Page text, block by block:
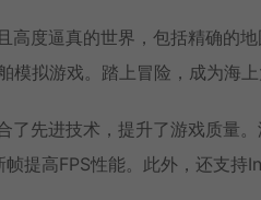
度逼真的世界，包括精确的
拟游戏。踏上冒险，成为海上
了先进技术，提升了游戏质量
提高FPS性能。此外，还支持